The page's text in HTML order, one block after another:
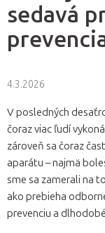
sedavá
4.3.2026
V posledných
čoraz viac ľudí
zároveň sa čoraz
aparátu – najmä
sme sa zamerali na
ako prebieha
prevenciu a